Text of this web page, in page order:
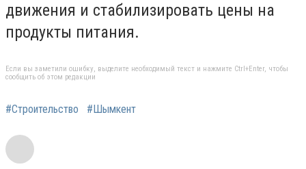
движения и стабилизировать цены на
продукты питания.
Если вы заметили ошибку, выделите необходимый текст и нажмите Ctrl+Enter, чтобы
сообщить об этом редакции
#Строительство #Шымкент